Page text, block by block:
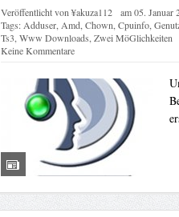
Veröffentlicht von¥akuza112 am05. Januar
Tags:Adduser,Amd,Chown,Cpuinfo,
Ts3,Www Downloads,Zwei MöGlichkeiten
Keine Kommentare